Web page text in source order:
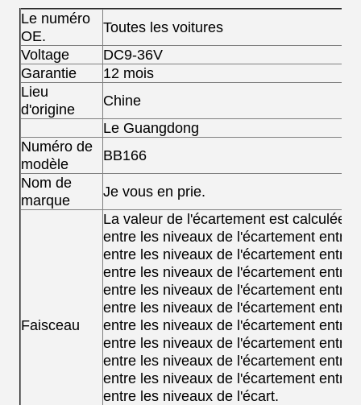
Le numéro
OE.
Toutes les voitures
Voltage
DC9-36V
Garantie
12 mois
Lieu
d'origine
Chine
Le Guangdong
Numéro de
modèle
BB166
Nom de
marque
Je vous en prie.
Faisceau
La valeur de l'écartement est calculée
entre les niveaux de l'écartement entre
entre les niveaux de l'écartement entre
entre les niveaux de l'écartement entre
entre les niveaux de l'écartement entre
entre les niveaux de l'écartement entre
entre les niveaux de l'écartement entre
entre les niveaux de l'écartement entre
entre les niveaux de l'écartement entre
entre les niveaux de l'écartement entre
entre les niveaux de l'écart.